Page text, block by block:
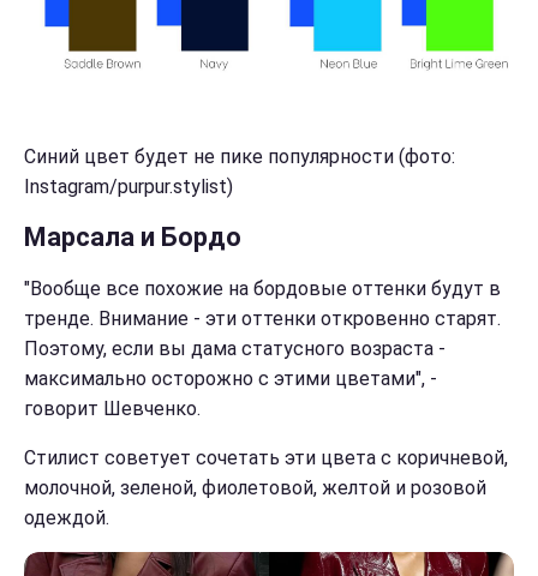
Синий цвет будет не пике популярности (фото:
Instagram/purpur.stylist)
Марсала и Бордо
"Вообще все похожие на бордовые оттенки будут в
тренде. Внимание - эти оттенки откровенно старят.
Поэтому, если вы дама статусного возраста -
максимально осторожно с этими цветами", -
говорит Шевченко.
Стилист советует сочетать эти цвета с коричневой,
молочной, зеленой, фиолетовой, желтой и розовой
одеждой.